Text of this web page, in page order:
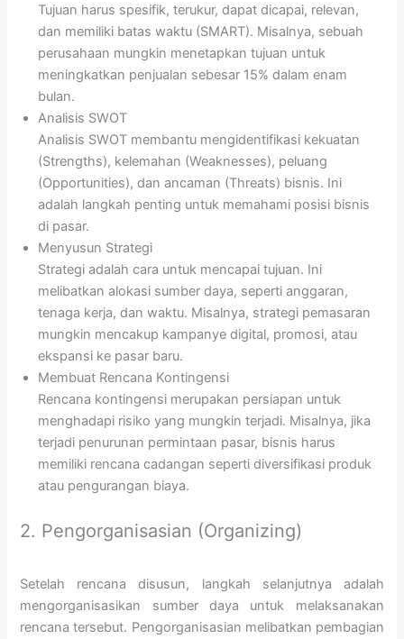
Tujuan harus spesifik, terukur, dapat dicapai, relevan,
dan memiliki batas waktu (SMART). Misalnya, sebuah
perusahaan mungkin menetapkan tujuan untuk
meningkatkan penjualan sebesar 15% dalam enam
bulan.
Analisis SWOT
Analisis SWOT membantu mengidentifikasi kekuatan
(Strengths), kelemahan (Weaknesses), peluang
(Opportunities), dan ancaman (Threats) bisnis. Ini
adalah langkah penting untuk memahami posisi bisnis
di pasar.
Menyusun Strategi
Strategi adalah cara untuk mencapai tujuan. Ini
melibatkan alokasi sumber daya, seperti anggaran,
tenaga kerja, dan waktu. Misalnya, strategi pemasaran
mungkin mencakup kampanye digital, promosi, atau
ekspansi ke pasar baru.
Membuat Rencana Kontingensi
Rencana kontingensi merupakan persiapan untuk
menghadapi risiko yang mungkin terjadi. Misalnya, jika
terjadi penurunan permintaan pasar, bisnis harus
memiliki rencana cadangan seperti diversifikasi produk
atau pengurangan biaya.
2. Pengorganisasian (Organizing)
Setelah rencana disusun, langkah selanjutnya adalah
mengorganisasikan sumber daya untuk melaksanakan
rencana tersebut. Pengorganisasian melibatkan pembagian